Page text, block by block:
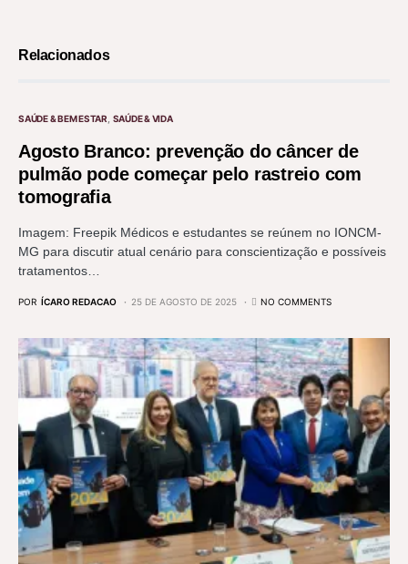
Relacionados
SAÚDE & BEM ESTAR SAÚDE & VIDA
Agosto Branco: prevenção do câncer de
pulmão pode começar pelo rastreio com
tomografia
Imagem: Freepik Médicos e estudantes se reúnem no IONCM-
MG para discutir atual cenário para conscientização e possíveis
tratamentos…
POR ÍCARO REDACAO 25 DE AGOSTO DE 2025 NO COMMENTS